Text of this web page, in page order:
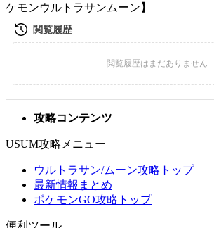
ケモンウルトラサンムーン】
攻略コンテンツ
USUM攻略メニュー
ウルトラサン/ムーン攻略トップ
最新情報まとめ
ポケモンGO攻略トップ
便利ツール